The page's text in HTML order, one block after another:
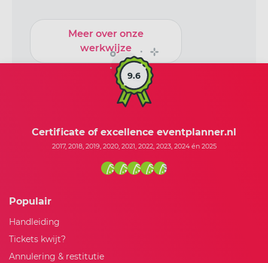
Meer over onze
werkwijze
9.6
Certificate of excellence eventplanner.nl
2017, 2018, 2019, 2020, 2021, 2022, 2023, 2024 én 2025
Populair
Handleiding
Tickets kwijt?
Annulering & restitutie